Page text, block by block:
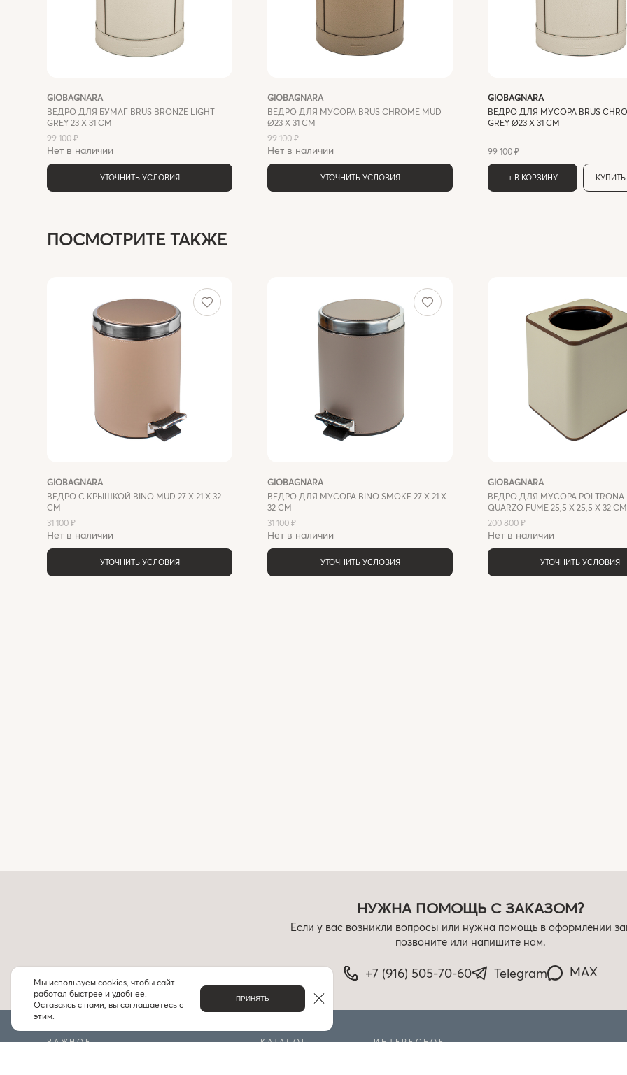
GIOBAGNARA
ВЕДРО ДЛЯ БУМАГ BRUS BRONZE LIGHT
GREY 23 X 31 СМ
99 100 ₽
Нет в наличии
УТОЧНИТЬ УСЛОВИЯ
GIOBAGNARA
ВЕДРО ДЛЯ МУСОРА BRUS CHROME MUD
Ø23 X 31 СМ
99 100 ₽
Нет в наличии
УТОЧНИТЬ УСЛОВИЯ
GIOBAGNARA
ВЕДРО ДЛЯ МУСОРА BRUS
GREY Ø23 X 31 СМ
99 100 ₽
+ В КОРЗИНУ КУПИТЬ
ПОСМОТРИТЕ ТАКЖЕ
GIOBAGNARA
ВЕДРО С КРЫШКОЙ BINO MUD 27 X 21 X 32
СМ
31 100 ₽
Нет в наличии
УТОЧНИТЬ УСЛОВИЯ
GIOBAGNARA
ВЕДРО ДЛЯ МУСОРА BINO SMOKE 27 X 21 X
32 СМ
31 100 ₽
Нет в наличии
УТОЧНИТЬ УСЛОВИЯ
GIOBAGNARA
ВЕДРО ДЛЯ МУСОРА POLTRONA
QUARZO FUME 25,5 X 25,5 Х 32 СМ
200 800 ₽
Нет в наличии
УТОЧНИТЬ УСЛОВИЯ
НУЖНА ПОМОЩЬ С ЗАКАЗОМ?
Если у вас возникли вопросы или нужна помощь в оформлении
позвоните или напишите нам.
+7 (916) 505-70-60 Telegram MAX
ВАЖНОЕ КАТАЛОГ ИНТЕРЕСНОЕ
Мы используем cookies, чтобы сайт
работал быстрее и удобнее.
Оставаясь с нами, вы соглашаетесь с
этим.
ПРИНЯТЬ